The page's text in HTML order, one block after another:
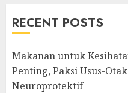
RECENT POSTS
Makanan untuk
Penting, Paksi Usus-
Neuroprotektif